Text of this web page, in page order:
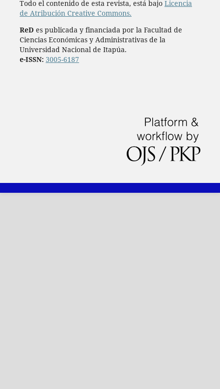
Todo el contenido de esta revista, está bajo Licencia
de Atribución Creative Commons.
ReD es publicada y financiada por la Facultad de
Ciencias Económicas y Administrativas de la
Universidad Nacional de Itapúa.
e-ISSN: 3005-6187